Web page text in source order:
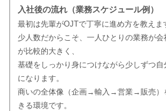
入社後の流れ（業務スケジュール例）
最初は先輩がOJTで丁寧に進め方を教えま
少人数だからこそ、一人ひとりの業務が
が比較的大きく、
基礎をしっかり身につけながら少しずつ自
になります。
商いの全体像（企画→輸入→営業→販売）
きる環境です。